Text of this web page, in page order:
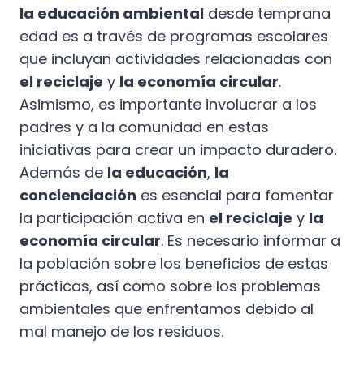
la educación ambiental desde temprana
edad es a través de programas escolares
que incluyan actividades relacionadas con
el reciclaje y la economía circular.
Asimismo, es importante involucrar a los
padres y a la comunidad en estas
iniciativas para crear un impacto duradero.
Además de la educación, la
concienciación es esencial para fomentar
la participación activa en el reciclaje y la
economía circular. Es necesario informar a
la población sobre los beneficios de estas
prácticas, así como sobre los problemas
ambientales que enfrentamos debido al
mal manejo de los residuos.